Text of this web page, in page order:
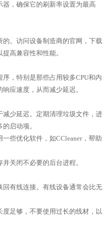
，确保它的刷新率设置为最高
。访问设备制造商的官网，下载
高兼容性和性能。
，特别是那些占用较多CPU和内
应速度，从而减少延迟。
少延迟。定期清理垃圾文件，进
启动项。
些优化软件，如CCleaner，帮助
关闭不必要的后台进程。
有线连接。有线设备通常会比无
足够，不要使用过长的线材，以